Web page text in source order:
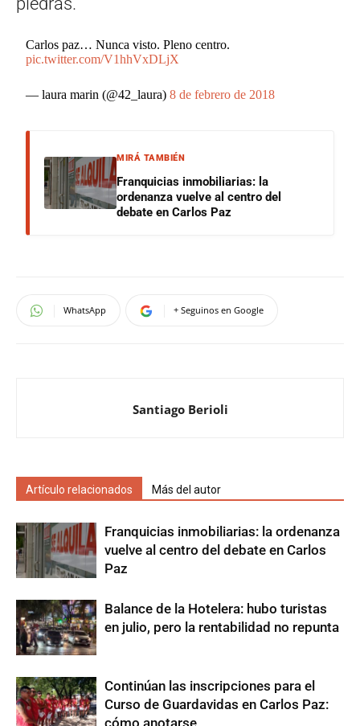
Carlos paz… Nunca visto. Pleno centro.
pic.twitter.com/V1hhVxDLjX
— laura marin (@42_laura)8 de febrero de 2018
MIRÁ TAMBIÉN
Franquicias inmobiliarias: la
ordenanza vuelve al centro del
debate en Carlos Paz
WhatsApp + Seguinos en Google
Santiago Berioli
Artículo relacionados Más del autor
Franquicias inmobiliarias: la ordenanza
vuelve al centro del debate en Carlos
Paz
Balance de la Hotelera: hubo turistas
en julio, pero la rentabilidad no repunta
Continúan las inscripciones para el
Curso de Guardavidas en Carlos Paz:
cómo anotarse